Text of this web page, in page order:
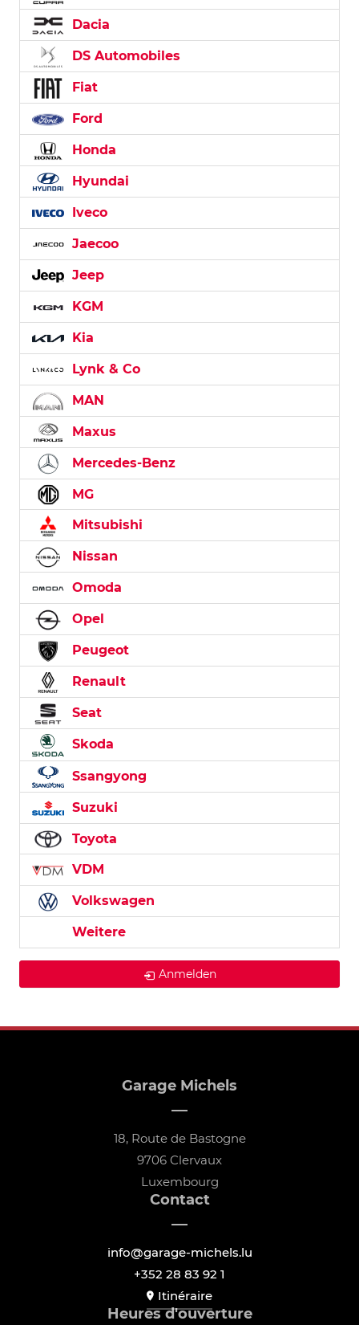
Dacia
DS Automobiles
Fiat
Ford
Honda
Hyundai
Iveco
Jaecoo
Jeep
KGM
Kia
Lynk & Co
MAN
Maxus
Mercedes-Benz
MG
Mitsubishi
Nissan
Omoda
Opel
Peugeot
Renault
Seat
Skoda
Ssangyong
Suzuki
Toyota
VDM
Volkswagen
Weitere
Anmelden
Garage Michels
18, Route de Bastogne
9706 Clervaux
Luxembourg
Contact
info@garage-michels.lu
+352 28 83 92 1
Itinéraire
Heures d'ouverture